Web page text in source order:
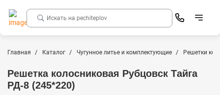
Главная Каталог Чугунное литье и комплектующие Решетки
Решетка колосниковая Рубцовск Тайга
РД-8 (245*220)